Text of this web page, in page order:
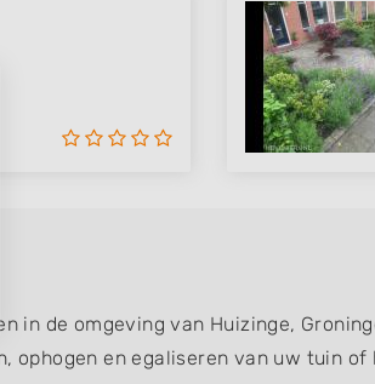
in de omgeving van Huizinge,
ophogen en egaliseren van uw tuin